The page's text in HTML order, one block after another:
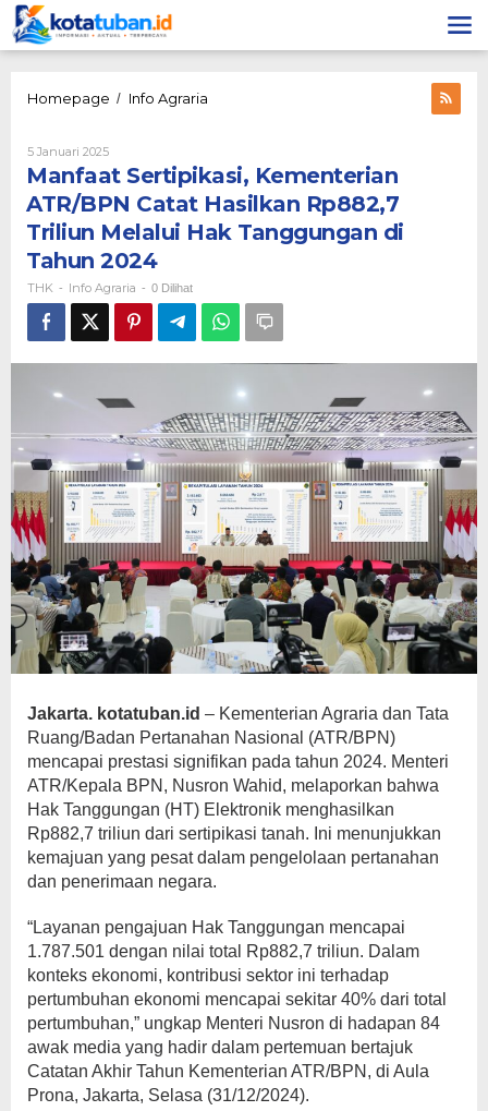
Lewati
ke
konten
Homepage / Info Agraria
Catat
Hasilkan
Rp882,7
Triliun
di
Tahun
5 Januari 2025Oleh
THK
Manfaat Sertipikasi, Kementerian
ATR/BPN Catat Hasilkan Rp882,7
Triliun Melalui Hak Tanggungan di
Tahun 2024
THK - Info Agraria - 0 Dilihat
Jakarta. kotatuban.id – Kementerian Agraria dan Tata
Ruang/Badan Pertanahan Nasional (ATR/BPN)
mencapai prestasi signifikan pada tahun 2024. Menteri
ATR/Kepala BPN, Nusron Wahid, melaporkan bahwa
Hak Tanggungan (HT) Elektronik menghasilkan
Rp882,7 triliun dari sertipikasi tanah. Ini menunjukkan
kemajuan yang pesat dalam pengelolaan pertanahan
dan penerimaan negara.
“Layanan pengajuan Hak Tanggungan mencapai
1.787.501 dengan nilai total Rp882,7 triliun. Dalam
konteks ekonomi, kontribusi sektor ini terhadap
pertumbuhan ekonomi mencapai sekitar 40% dari total
pertumbuhan,” ungkap Menteri Nusron di hadapan 84
awak media yang hadir dalam pertemuan bertajuk
Catatan Akhir Tahun Kementerian ATR/BPN, di Aula
Prona, Jakarta, Selasa (31/12/2024).